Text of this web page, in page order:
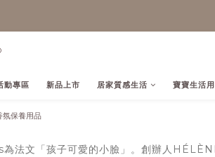
動專區 新品上市 居家質感生活 寶寶生活
法文「孩子可愛的小臉」。創辦人